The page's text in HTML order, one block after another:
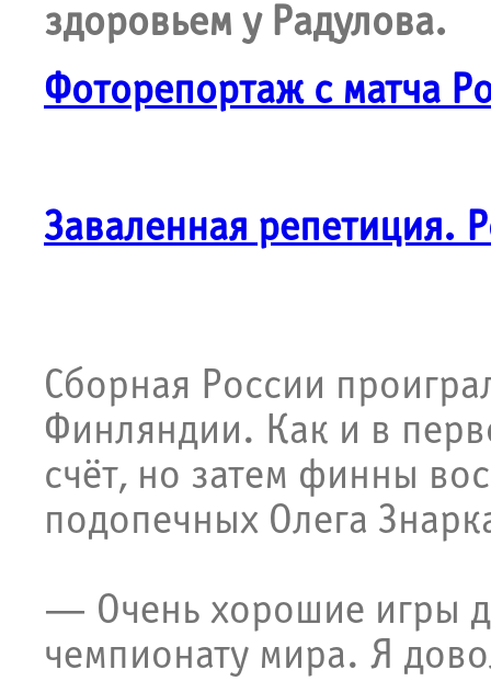
здоровьем у Радулова.
Фоторепортаж с матча
Заваленная репетиция.
Сборная России
Финляндии. Как и в
счёт, но затем финны
подопечных Олега
— Очень хорошие игры
чемпионату мира. Я